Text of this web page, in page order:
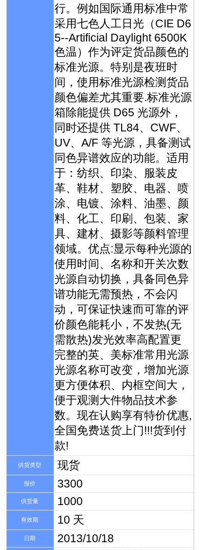
行。例如国际通用标准中常
采用七色人工日光（CIE D6
5--Artificial Daylight 6500K
色温）作为评定货品颜色的
标准光源。特别是夜班时
间，使用标准光源检测货品
颜色偏差尤其重要.标准光源
箱除能提供 D65 光源外，
同时还提供 TL84、CWF、
UV、A/F 等光源，具备测试
同色异谱效应的功能。适用
于：纺织、印染、服装皮
革、鞋材、塑胶、电器、喷
涂、电镀、涂料、油墨、颜
料、化工、印刷、包装、家
具、建材、摄影等颜料管理
领域。优点:显示每种光源的
使用时间、名称和开关次数
光源自动切换，具备同色异
谱功能无需预热，不会闪
动，可保证快速而可靠的评
价颜色能耗小，不发热(无
需散热)发光效率高配置更
完整的英、美标准常用光源
光源名称可改变，增加光源
更方便体积、内框空间大，
便于观测大件物品技术参
数。现在认购享有特价优惠,
全国免费送货上门!!!货到付
款!
供货类型 现货
报价 3300
供货量 1000
有效期 10 天
日期 2013/10/18